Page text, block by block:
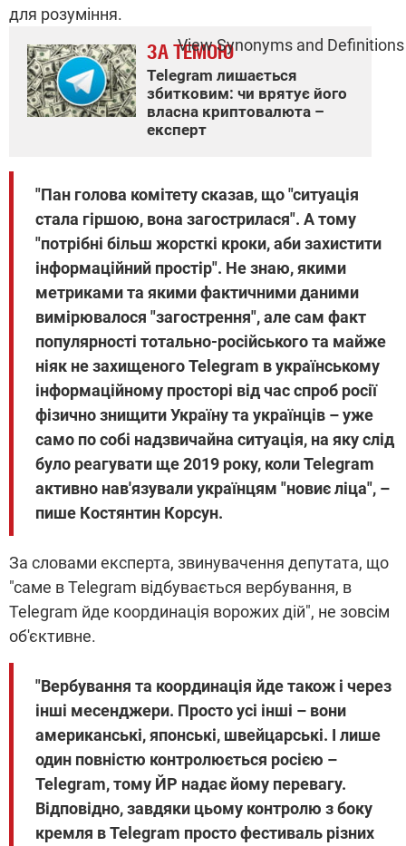
для розуміння.
ЗА ТЕМОЮ
Telegram лишається
збитковим: чи врятує його
власна криптовалюта –
експерт
"Пан голова комітету сказав, що "ситуація
стала гіршою, вона загострилася". А тому
"потрібні більш жорсткі кроки, аби захистити
інформаційний простір". Не знаю, якими
метриками та якими фактичними даними
вимірювалося "загострення", але сам факт
популярності тотально-російського та майже
ніяк не захищеного Telegram в українському
інформаційному просторі від час спроб росії
фізично знищити Україну та українців – уже
само по собі надзвичайна ситуація, на яку слід
було реагувати ще 2019 року, коли Telegram
активно нав'язували українцям "новиє ліца", –
пише Костянтин Корсун.
За словами експерта, звинувачення депутата, що
"саме в Telegram відбувається вербування, в
Telegram йде координація ворожих дій", не зовсім
об'єктивне.
"Вербування та координація йде також і через
інші месенджери. Просто усі інші – вони
американські, японські, швейцарські. І лише
один повністю контролюється росією –
Telegram, тому ЙР надає йому перевагу.
Відповідно, завдяки цьому контролю з боку
кремля в Telegram просто фестиваль різних
View Synonyms and Definitions